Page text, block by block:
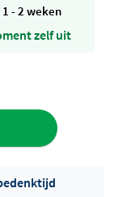
- 2 weken
zelf uit